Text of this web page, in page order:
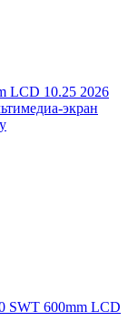
LCD 10.25 2026
экран
SWT 600mm LCD